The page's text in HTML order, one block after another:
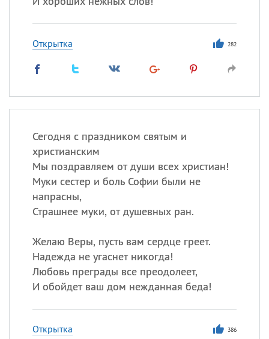
Открытка 282
Сегодня с праздником святым и
христианским
Мы поздравляем от души всех христиан!
Муки сестер и боль Софии были не
напрасны,
Страшнее муки, от душевных ран.
Желаю Веры, пусть вам сердце греет.
Надежда не угаснет никогда!
Любовь преграды все преодолеет,
И обойдет ваш дом нежданная беда!
Открытка 386